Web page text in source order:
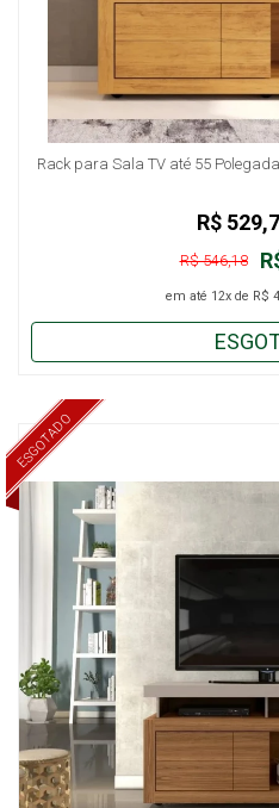
Rack para Sala TV até 55
R$ 546,18
em até 12x de R$
R$
ESGOTADO